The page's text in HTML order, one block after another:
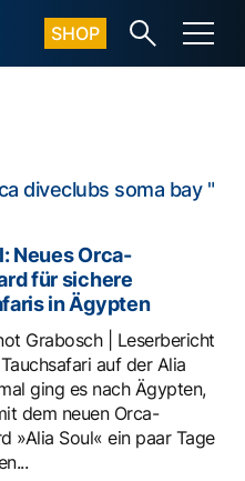
SHOP
diveclubs soma bay "
Neues Orca-
für sichere
in Ägypten
Grabosch | Leserbericht
auf der Alia
ging es nach Ägypten,
dem neuen Orca-
»Alia Soul« ein paar Tage